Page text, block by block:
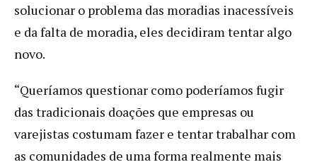
solucionar o problema das moradias inacessíveis
e da falta de moradia, eles decidiram tentar algo
novo.
“Queríamos questionar como poderíamos fugir
das tradicionais doações que empresas ou
varejistas costumam fazer e tentar trabalhar com
as comunidades de uma forma realmente mais